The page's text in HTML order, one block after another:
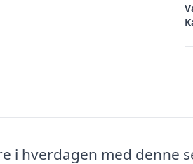
i hverdagen med denne